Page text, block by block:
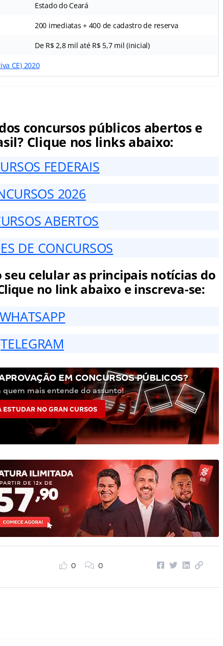
Estado do Ceará
200 imediatas + 400 de cadastro de reserva
De R$ 2,8 mil até R$ 5,7 mil (inicial)
CE) 2020
concursos públicos abertos e
Clique nos links abaixo:
FEDERAIS
2026
ABERTOS
DE CONCURSOS
celular as principais notícias do
no link abaixo e inscreva-se:
WHATSAPP
TELEGRAM
EM CONCURSOS PÚBLICOS?
quem mais entende do assunto!
ESTUDAR NO GRAN CURSOS
0 0